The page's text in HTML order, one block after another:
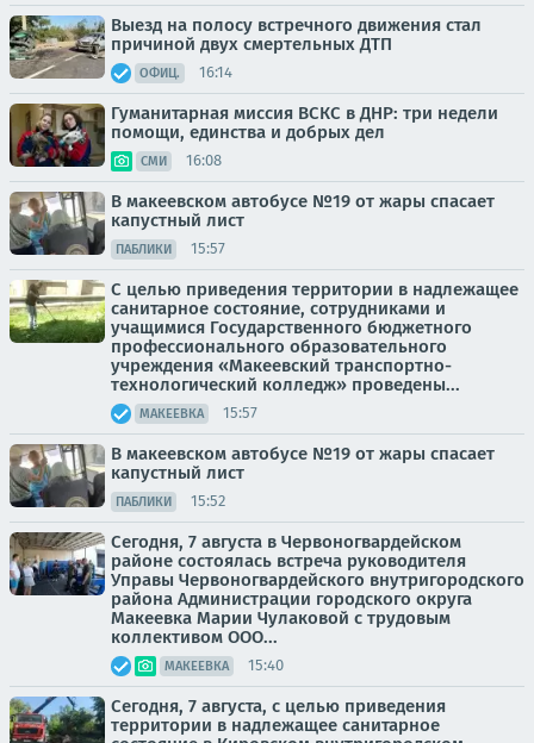
Выезд на полосу встречного движения стал
причиной двух смертельных ДТП
ОФИЦ. 16:14
Гуманитарная миссия ВСКС в ДНР: три недели
помощи, единства и добрых дел
СМИ 16:08
В макеевском автобусе №19 от жары спасает
капустный лист
ПАБЛИКИ 15:57
С целью приведения территории в надлежащее
санитарное состояние, сотрудниками и
учащимися Государственного бюджетного
профессионального образовательного
учреждения «Макеевский транспортно-
технологический колледж» проведены...
МАКЕЕВКА 15:57
В макеевском автобусе №19 от жары спасает
капустный лист
ПАБЛИКИ 15:52
Сегодня, 7 августа в Червоногвардейском
районе состоялась встреча руководителя
Управы Червоногвардейского внутригородского
района Администрации городского округа
Макеевка Марии Чулаковой с трудовым
коллективом ООО...
МАКЕЕВКА 15:40
Сегодня, 7 августа, с целью приведения
территории в надлежащее санитарное